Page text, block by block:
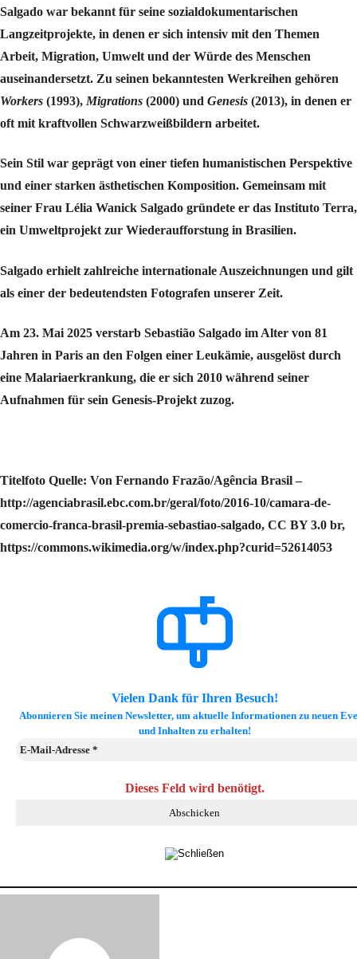
Salgado war bekannt für seine sozialdokumentarischen
Langzeitprojekte, in denen er sich intensiv mit den Themen
Arbeit, Migration, Umwelt und der Würde des Menschen
auseinandersetzt. Zu seinen bekanntesten Werkreihen gehören
Workers (1993), Migrations (2000) und Genesis (2013), in denen er
oft mit kraftvollen Schwarzweißbildern arbeitet.
Sein Stil war geprägt von einer tiefen humanistischen Perspektive
und einer starken ästhetischen Komposition. Gemeinsam mit
seiner Frau Lélia Wanick Salgado gründete er das Instituto Terra,
ein Umweltprojekt zur Wiederaufforstung in Brasilien.
Salgado erhielt zahlreiche internationale Auszeichnungen und gilt
als einer der bedeutendsten Fotografen unserer Zeit.
Am 23. Mai 2025 verstarb Sebastião Salgado im Alter von 81
Jahren in Paris an den Folgen einer Leukämie, ausgelöst durch
eine Malariaerkrankung, die er sich 2010 während seiner
Aufnahmen für sein Genesis-Projekt zuzog.
Titelfoto Quelle: Von Fernando Frazão/Agência Brasil –
http://agenciabrasil.ebc.com.br/geral/foto/2016-10/camara-de-
comercio-franca-brasil-premia-sebastiao-salgado, CC BY 3.0 br,
https://commons.wikimedia.org/w/index.php?curid=52614053
Vielen Dank für Ihren Besuch!
Abonnieren Sie meinen Newsletter, um aktuelle Informationen zu neuen
und Inhalten zu erhalten!
Dieses Feld wird benötigt.